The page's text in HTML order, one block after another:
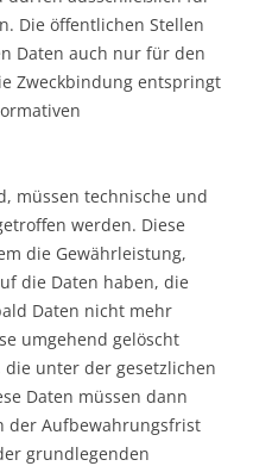
Die öffentlichen Stellen
Daten auch nur für den
Zweckbindung entspringt
müssen technische und
werden. Diese
die Gewährleistung,
die Daten haben, die
Daten nicht mehr
umgehend gelöscht
unter der gesetzlichen
Daten müssen dann
der Aufbewahrungsfrist
grundlegenden